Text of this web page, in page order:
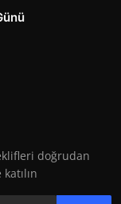
doğrudan